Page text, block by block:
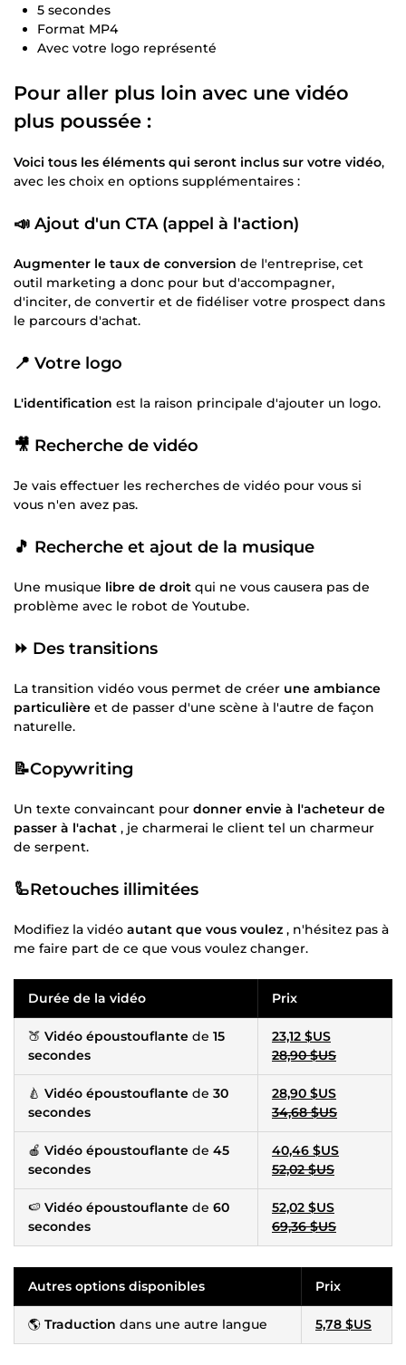
5 secondes
Format MP4
Avec votre logo représenté
Pour aller plus loin avec une vidéo
plus poussée :
Voici tous les éléments qui seront inclus sur votre vidéo,
avec les choix en options supplémentaires :
📣 Ajout d'un CTA (appel à l'action)
Augmenter le taux de conversion de l'entreprise, cet
outil marketing a donc pour but d'accompagner,
d'inciter, de convertir et de fidéliser votre prospect dans
le parcours d'achat.
📍 Votre logo
L'identification est la raison principale d'ajouter un logo.
🎥 Recherche de vidéo
Je vais effectuer les recherches de vidéo pour vous si
vous n'en avez pas.
🎵 Recherche et ajout de la musique
Une musique libre de droit qui ne vous causera pas de
problème avec le robot de Youtube.
⏩ Des transitions
La transition vidéo vous permet de créer une ambiance
particulière et de passer d'une scène à l'autre de façon
naturelle.
📝Copywriting
Un texte convaincant pour donner envie à l'acheteur de
passer à l'achat , je charmerai le client tel un charmeur
de serpent.
🦾Retouches illimitées
Modifiez la vidéo autant que vous voulez , n'hésitez pas à
me faire part de ce que vous voulez changer.
Durée de la vidéo Prix
🍑 Vidéo époustouflante de 15
secondes
23,12 $US
28,90 $US
🍐 Vidéo époustouflante de 30
secondes
28,90 $US
34,68 $US
🍎 Vidéo époustouflante de 45
secondes
40,46 $US
52,02 $US
🍉 Vidéo époustouflante de 60
secondes
52,02 $US
69,36 $US
Autres options disponibles Prix
🌎 Traduction dans une autre langue 5,78 $US